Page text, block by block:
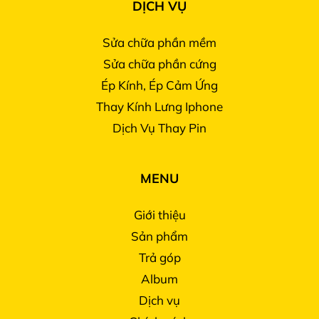
dùng tạo ra những video chậm và đẹp mắt.
Hơn nữa, hệ thống camera của iPhone 13 Pro
Max còn được trang bị nhiều tính năng hỗ
trợ quay phim như chống rung quang học,
khả năng chụp ảnh trong khi quay phim, chế
độ chuyển cảnh nhanh và chậm, và nhiều
DỊCH VỤ
Sửa chữa phần mềm
Sửa chữa phần cứng
Ép Kính, Ép Cảm Ứng
Thay Kính Lưng Iphone
Dịch Vụ Thay Pin
MENU
Giới thiệu
Sản phẩm
Trả góp
Album
Dịch vụ